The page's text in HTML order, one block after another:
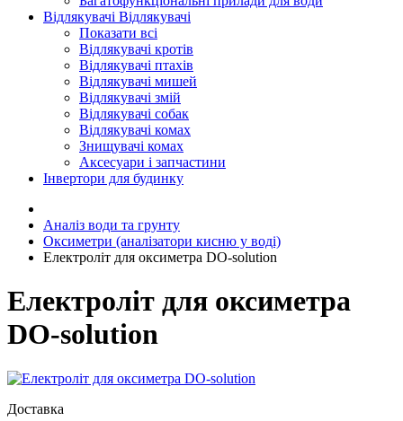
Відлякувачі Відлякувачі
Показати всі
Відлякувачі кротів
Відлякувачі птахів
Відлякувачі мишей
Відлякувачі змій
Відлякувачі собак
Відлякувачі комах
Знищувачі комах
Аксесуари і запчастини
Інвертори для будинку
Аналіз води та грунту
Оксиметри (аналізатори кисню у воді)
Електроліт для оксиметра DO-solution
Електроліт для оксиметра
DO-solution
Доставка